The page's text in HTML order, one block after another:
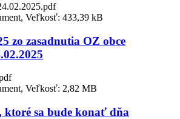
Veľkosť: 433,39 kB
zo zasadnutia OZ obce
Veľkosť: 2,82 MB
ktoré sa bude konať dňa